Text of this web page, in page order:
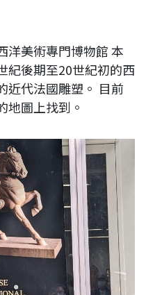
洋美術專門博物館 本
紀後期至20世紀初的西
近代法國雕塑。 目前
地圖上找到。